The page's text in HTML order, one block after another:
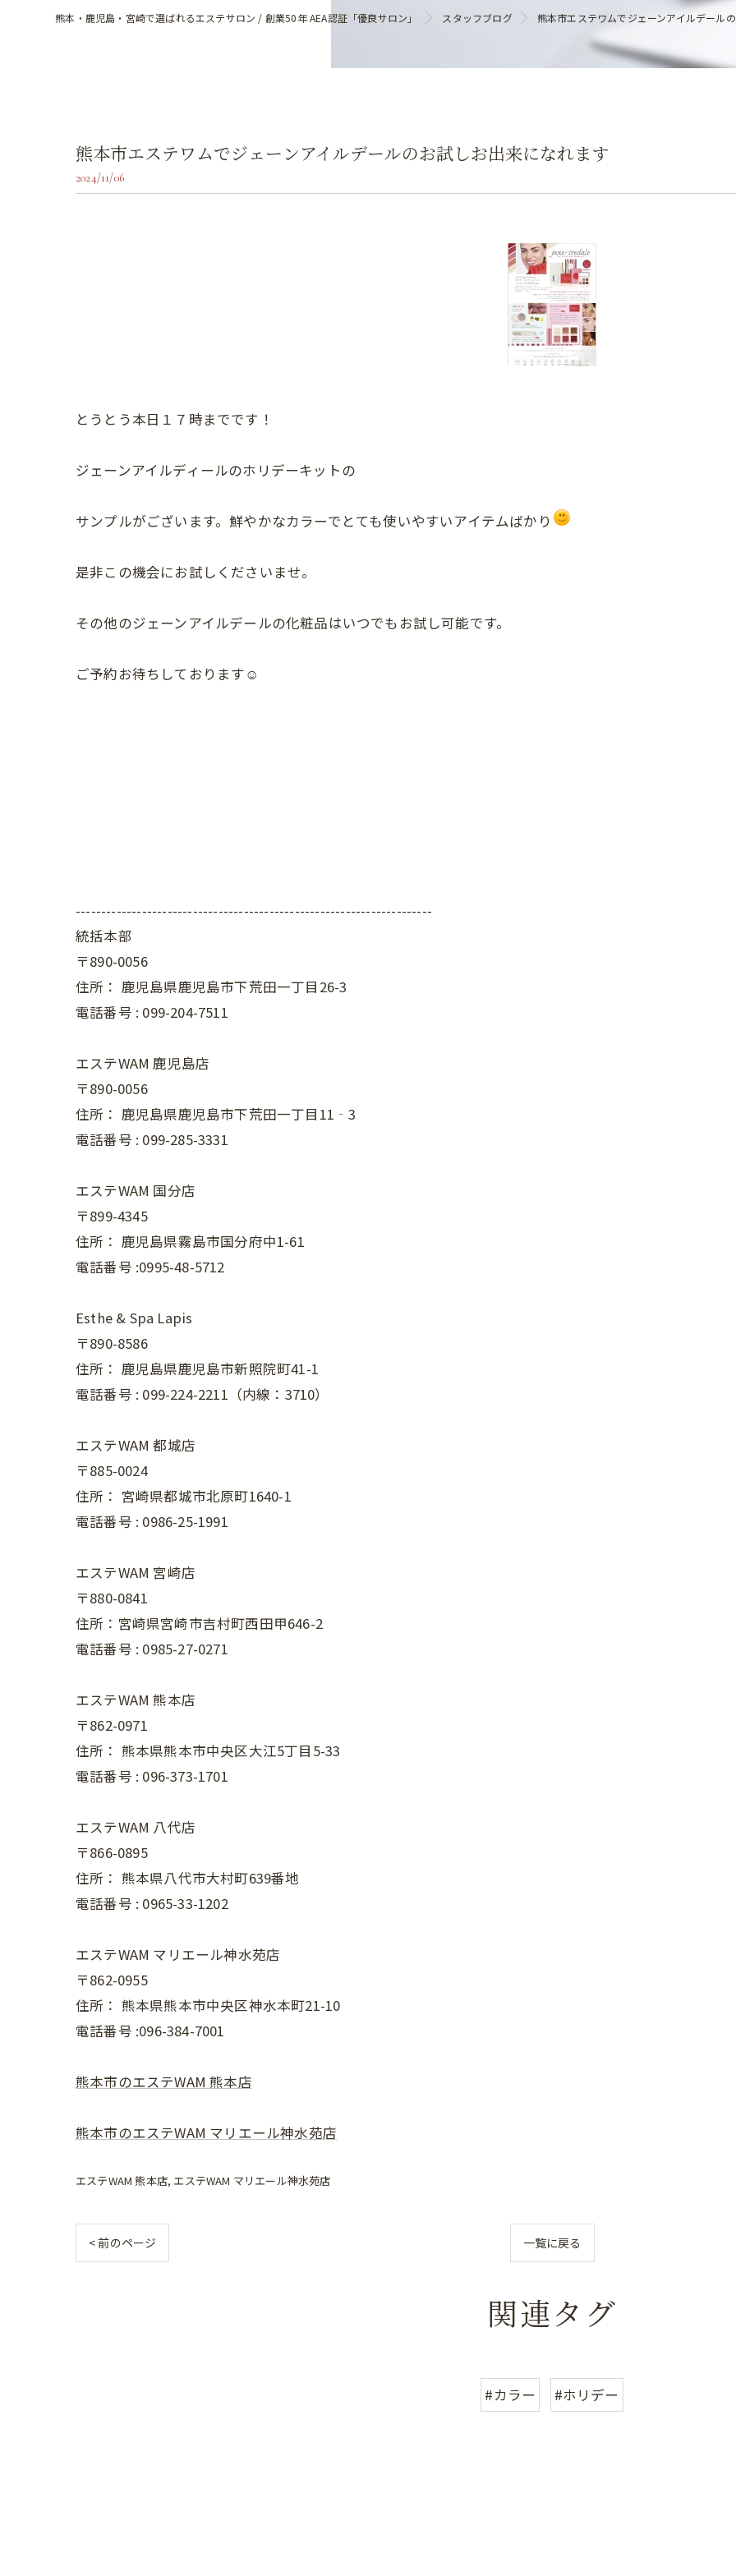
熊本・鹿児島・宮崎で選ばれるエステサロン / 創業50年 AEA認証「優良サロン」 スタッフブログ 熊本市エステワムでジェーンアイルデール
熊本市エステワムでジェーンアイルデールのお試しお出来になれます
2024/11/06
とうとう本日１７時までです！
ジェーンアイルディールのホリデーキットの
サンプルがございます。鮮やかなカラーでとても使いやすいアイテムばかり
是非この機会にお試しくださいませ。
その他のジェーンアイルデールの化粧品はいつでもお試し可能です。
ご予約お待ちしております☺
----------------------------------------------------------------------
統括本部
〒890-0056
住所： 鹿児島県鹿児島市下荒田一丁目26-3
電話番号 : 099-204-7511
エステWAM 鹿児島店
〒890-0056
住所： 鹿児島県鹿児島市下荒田一丁目11‐3
電話番号 : 099-285-3331
エステWAM 国分店
〒899-4345
住所： 鹿児島県霧島市国分府中1-61
電話番号 :0995-48-5712
Esthe & Spa Lapis
〒890-8586
住所： 鹿児島県鹿児島市新照院町41-1
電話番号 : 099-224-2211（内線：3710）
エステWAM 都城店
〒885-0024
住所： 宮崎県都城市北原町1640-1
電話番号 : 0986-25-1991
エステWAM 宮崎店
〒880-0841
住所：宮崎県宮崎市吉村町西田甲646-2
電話番号 : 0985-27-0271
エステWAM 熊本店
〒862-0971
住所： 熊本県熊本市中央区大江5丁目5-33
電話番号 : 096-373-1701
エステWAM 八代店
〒866-0895
住所： 熊本県八代市大村町639番地
電話番号 : 0965-33-1202
エステWAM マリエール神水苑店
〒862-0955
住所： 熊本県熊本市中央区神水本町21-10
電話番号 :096-384-7001
熊本市のエステWAM 熊本店
熊本市のエステWAM マリエール神水苑店
エステWAM 熊本店 エステWAM マリエール神水苑店
< 前のページ 一覧に戻る
関連タグ
#カラー #ホリデー